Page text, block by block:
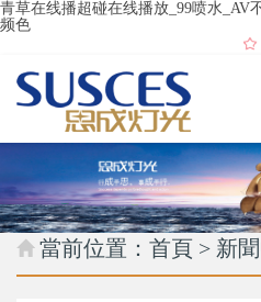
青草在线播超碰在线播放_99喷水_AV
频色
當前位置： 首頁 > 新